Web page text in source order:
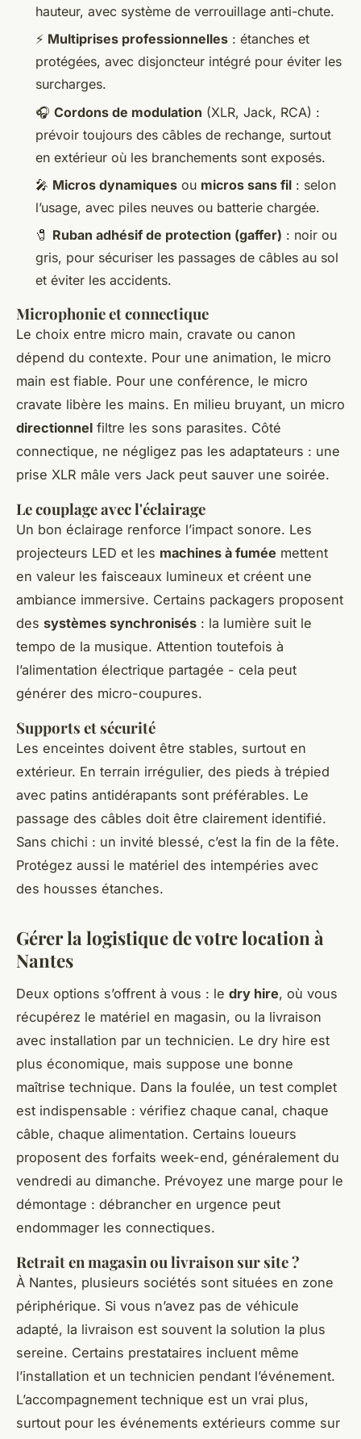
hauteur, avec système de verrouillage anti-chute.
⚡ Multiprises professionnelles : étanches et
protégées, avec disjoncteur intégré pour éviter les
surcharges.
🎧 Cordons de modulation (XLR, Jack, RCA) :
prévoir toujours des câbles de rechange, surtout
en extérieur où les branchements sont exposés.
🎤 Micros dynamiques ou micros sans fil : selon
l’usage, avec piles neuves ou batterie chargée.
🧷 Ruban adhésif de protection (gaffer) : noir ou
gris, pour sécuriser les passages de câbles au sol
et éviter les accidents.
Microphonie et connectique
Le choix entre micro main, cravate ou canon
dépend du contexte. Pour une animation, le micro
main est fiable. Pour une conférence, le micro
cravate libère les mains. En milieu bruyant, un micro
directionnel filtre les sons parasites. Côté
connectique, ne négligez pas les adaptateurs : une
prise XLR mâle vers Jack peut sauver une soirée.
Le couplage avec l'éclairage
Un bon éclairage renforce l’impact sonore. Les
projecteurs LED et les machines à fumée mettent
en valeur les faisceaux lumineux et créent une
ambiance immersive. Certains packagers proposent
des systèmes synchronisés : la lumière suit le
tempo de la musique. Attention toutefois à
l’alimentation électrique partagée - cela peut
générer des micro-coupures.
Supports et sécurité
Les enceintes doivent être stables, surtout en
extérieur. En terrain irrégulier, des pieds à trépied
avec patins antidérapants sont préférables. Le
passage des câbles doit être clairement identifié.
Sans chichi : un invité blessé, c’est la fin de la fête.
Protégez aussi le matériel des intempéries avec
des housses étanches.
Gérer la logistique de votre location à
Nantes
Deux options s’offrent à vous : le dry hire, où vous
récupérez le matériel en magasin, ou la livraison
avec installation par un technicien. Le dry hire est
plus économique, mais suppose une bonne
maîtrise technique. Dans la foulée, un test complet
est indispensable : vérifiez chaque canal, chaque
câble, chaque alimentation. Certains loueurs
proposent des forfaits week-end, généralement du
vendredi au dimanche. Prévoyez une marge pour le
démontage : débrancher en urgence peut
endommager les connectiques.
Retrait en magasin ou livraison sur site ?
À Nantes, plusieurs sociétés sont situées en zone
périphérique. Si vous n’avez pas de véhicule
adapté, la livraison est souvent la solution la plus
sereine. Certains prestataires incluent même
l’installation et un technicien pendant l’événement.
L’accompagnement technique est un vrai plus,
surtout pour les événements extérieurs comme sur